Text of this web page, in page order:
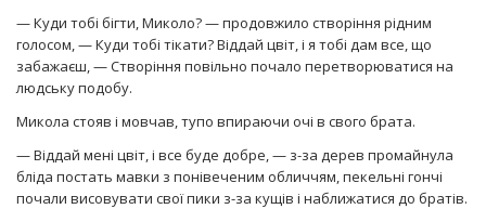
— Куди тобі бігти, Миколо? — продовжило створіння рідним
голосом, — Куди тобі тікати? Віддай цвіт, і я тобі дам все, що
забажаєш, — Створіння повільно почало перетворюватися на
людську подобу.
Микола стояв і мовчав, тупо впираючи очі в свого брата.
— Віддай мені цвіт, і все буде добре, — з-за дерев промайнула
бліда постать мавки з понівеченим обличчям, пекельні гончі
почали висовувати свої пики з-за кущів і наближатися до братів.